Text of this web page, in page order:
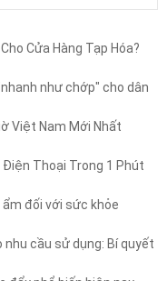
Cửa Hàng Tạp Hóa?
như chớp" cho dân
Việt Nam Mới Nhất
Điện Thoại Trong 1 Phút
đối với sức khỏe
cầu sử dụng: Bí quyết